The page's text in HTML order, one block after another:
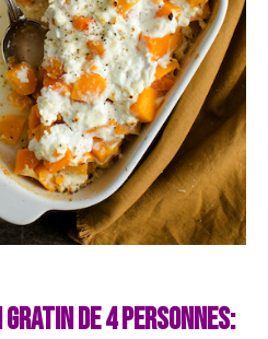
de 4 personnes: